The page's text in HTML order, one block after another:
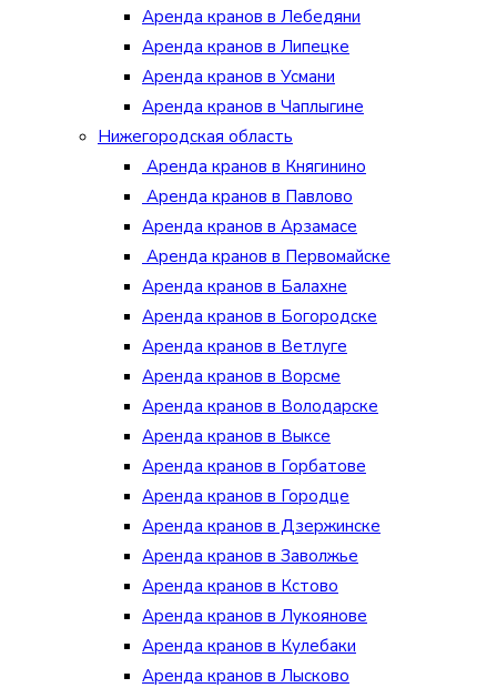
Аренда кранов в Лебедяни
Аренда кранов в Липецке
Аренда кранов в Усмани
Аренда кранов в Чаплыгине
Нижегородская область
Аренда кранов в Княгинино
Аренда кранов в Павлово
Аренда кранов в Арзамасе
Аренда кранов в Первомайске
Аренда кранов в Балахне
Аренда кранов в Богородске
Аренда кранов в Ветлуге
Аренда кранов в Ворсме
Аренда кранов в Володарске
Аренда кранов в Выксе
Аренда кранов в Горбатове
Аренда кранов в Городце
Аренда кранов в Дзержинске
Аренда кранов в Заволжье
Аренда кранов в Кстово
Аренда кранов в Лукоянове
Аренда кранов в Кулебаки
Аренда кранов в Лысково